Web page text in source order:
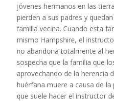
jóvenes hermanos en las
pierden a sus padres y
familia vecina. Cuando esta
mismo Hampshire, el
no abandona totalmente al
sospecha que la familia que
aprovechando de la herencia
huérfana muere a causa de
que suele hacer el instructor